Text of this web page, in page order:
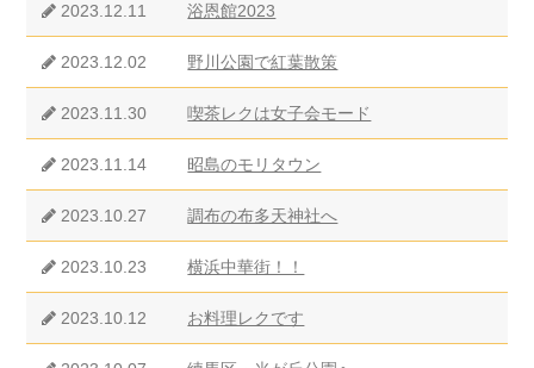
2023.12.11 浴恩館2023
2023.12.02 野川公園で紅葉散策
2023.11.30 喫茶レクは女子会モード
2023.11.14 昭島のモリタウン
2023.10.27 調布の布多天神社へ
2023.10.23 横浜中華街！！
2023.10.12 お料理レクです